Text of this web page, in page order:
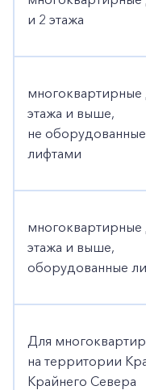
и 2 этажа
многоквартирные
этажа и выше,
не оборудованные
лифтами
многоквартирные
этажа и выше,
оборудованные
Для
на территории
Крайнего Севера